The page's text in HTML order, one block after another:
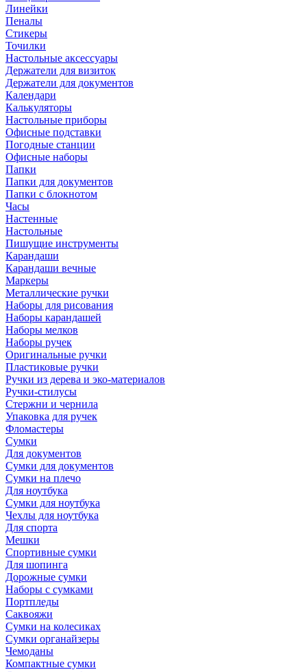
Линейки
Пеналы
Стикеры
Точилки
Настольные аксессуары
Держатели для визиток
Держатели для документов
Календари
Калькуляторы
Настольные приборы
Офисные подставки
Погодные станции
Офисные наборы
Папки
Папки для документов
Папки с блокнотом
Часы
Настенные
Настольные
Пишущие инструменты
Карандаши
Карандаши вечные
Маркеры
Металлические ручки
Наборы для рисования
Наборы карандашей
Наборы мелков
Наборы ручек
Оригинальные ручки
Пластиковые ручки
Ручки из дерева и эко-материалов
Ручки-стилусы
Стержни и чернила
Упаковка для ручек
Фломастеры
Сумки
Для документов
Сумки для документов
Сумки на плечо
Для ноутбука
Сумки для ноутбука
Чехлы для ноутбука
Для спорта
Мешки
Спортивные сумки
Для шопинга
Дорожные сумки
Наборы с сумками
Портпледы
Саквояжи
Сумки на колесиках
Сумки органайзеры
Чемоданы
Компактные сумки